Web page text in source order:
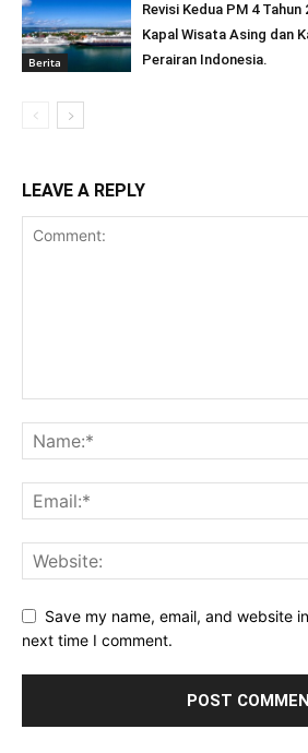
Berita
Revisi Kedua PM 4
Kapal Wisata Asing dan
Perairan Indonesia.
LEAVE A REPLY
Save my name, email, and website
next time I comment.